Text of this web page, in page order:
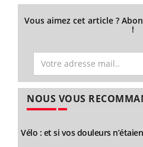
Vous aimez cet article ?
!
NOUS VOUS
Vélo : et si vos douleurs